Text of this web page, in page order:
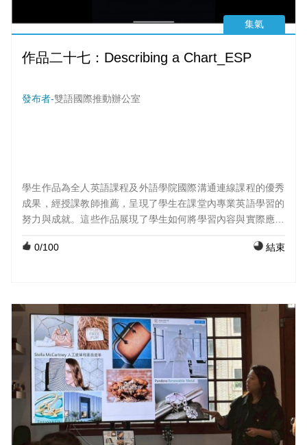
集氣
作品二十七：Describing a Chart_ESP
發布者-雙語國際推動辦公室
學生作品為全人英語課程及外語學院國際溝通連線課程的優秀
成果，經授課教師推薦，呈現了學生在課堂內專業英語學習的
努力與成就。這些作品展現了學生如何將學習內容與實際應用
英文
0/100 結束